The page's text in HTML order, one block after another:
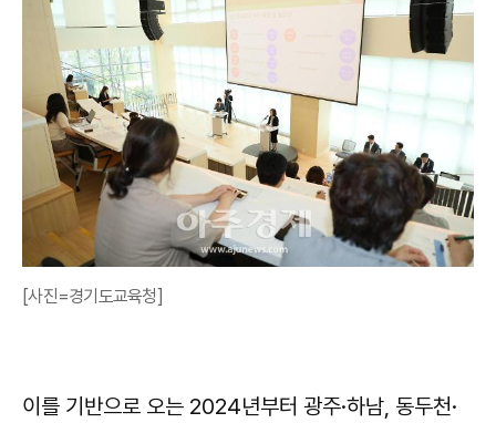
[사진=경기도교육청]
이를 기반으로 오는 2024년부터 광주·하남, 동두천·